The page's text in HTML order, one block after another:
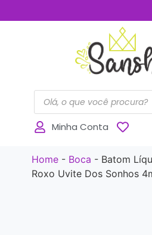
Minha Conta
Home- Boca - Batom
Roxo Uvite Dos Sonhos